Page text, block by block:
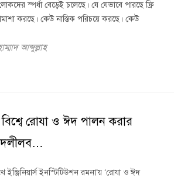
স্পর্ধা বেড়েই চলেছে। যে যেভাবে পারছে ফ্রি
করছে। কেউ নাস্তিক পরিচয়ে করছে। কেউ
আব্দুল্লাহ
রোযা ও ঈদ পালন করার
দলীলব…
ইনস্টিটিউশন রমনা’য় ‘রোযা ও ঈদ